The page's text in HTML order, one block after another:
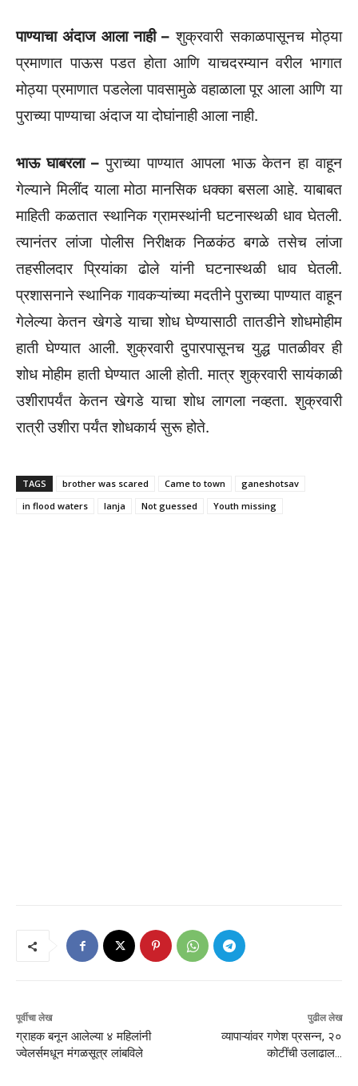
पाण्याचा अंदाज आला नाही – शुक्रवारी सकाळपासूनच मोठ्या
प्रमाणात पाऊस पडत होता आणि याचदरम्यान वरील भागात
मोठ्या प्रमाणात पडलेला पावसामुळे वहाळाला पूर आला आणि या
पुराच्या पाण्याचा अंदाज या दोघांनाही आला नाही.
भाऊ घाबरला –पुराच्या पाण्यात आपला भाऊ केतन हा वाहून
गेल्याने मिलींद याला मोठा मानसिक धक्का बसला आहे. याबाबत
माहिती कळतात स्थानिक ग्रामस्थांनी घटनास्थळी धाव घेतली.
त्यानंतर लांजा पोलीस निरीक्षक निळकंठ बगळे तसेच लांजा
तहसीलदार प्रियांका ढोले यांनी घटनास्थळी धाव घेतली.
प्रशासनाने स्थानिक गावकऱ्यांच्या मदतीने पुराच्या पाण्यात वाहून
गेलेल्या केतन खेगडे याचा शोध घेण्यासाठी तातडीने शोधमोहीम
हाती घेण्यात आली. शुक्रवारी दुपारपासूनच युद्ध पातळीवर ही
शोध मोहीम हाती घेण्यात आली होती. मात्र शुक्रवारी सायंकाळी
उशीरापर्यंत केतन खेगडे याचा शोध लागला नव्हता. शुक्रवारी
रात्री उशीरा पर्यंत शोधकार्य सुरू होते.
TAGS brother was scared Came to town
ganeshotsav
in flood waters
lanja Not guessed Youth missing
पूर्वीचा लेख
ग्राहक बनून आलेल्या ४ महिलांनी
ज्वेलर्समधून मंगळसूत्र लांबविले
पुढील लेख
व्यापाऱ्यांवर गणेश प्रसन्न, २०
कोटींची उलाढाल…